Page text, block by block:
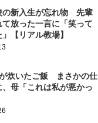
の新入生が忘れ物 先輩
て放った一言に「笑って
【リアル教場】
炊いたご飯 まさかの仕
、母「これは私が悪かっ